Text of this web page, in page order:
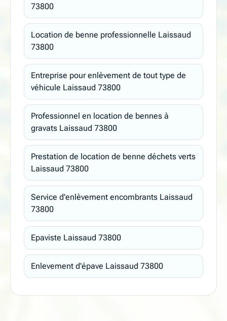
73800
Location de benne professionnelle Laissaud
73800
Entreprise pour enlèvement de tout type de
véhicule Laissaud 73800
Professionnel en location de bennes à
gravats Laissaud 73800
Prestation de location de benne déchets verts
Laissaud 73800
Service d'enlèvement encombrants Laissaud
73800
Epaviste Laissaud 73800
Enlevement d'épave Laissaud 73800